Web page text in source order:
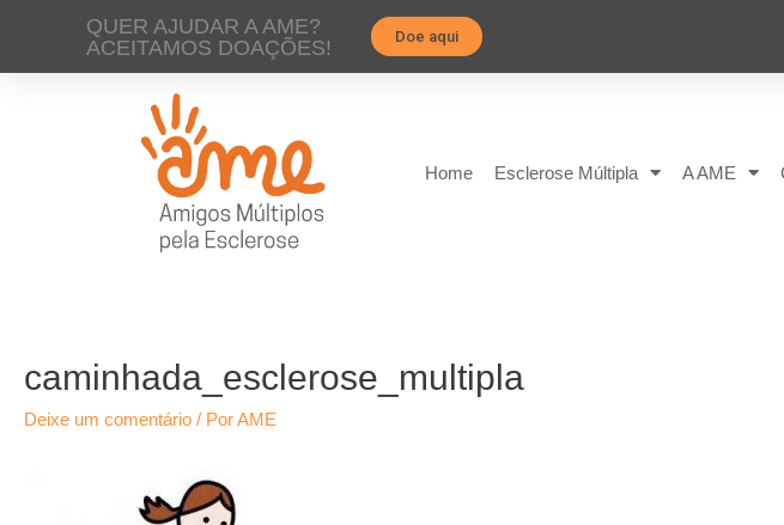
QUER AJUDAR A AME?
ACEITAMOS DOAÇÕES!
Doe aqui
Home Esclerose Múltipla A AME
caminhada_esclerose_multipla
Deixe um comentário / PorAME